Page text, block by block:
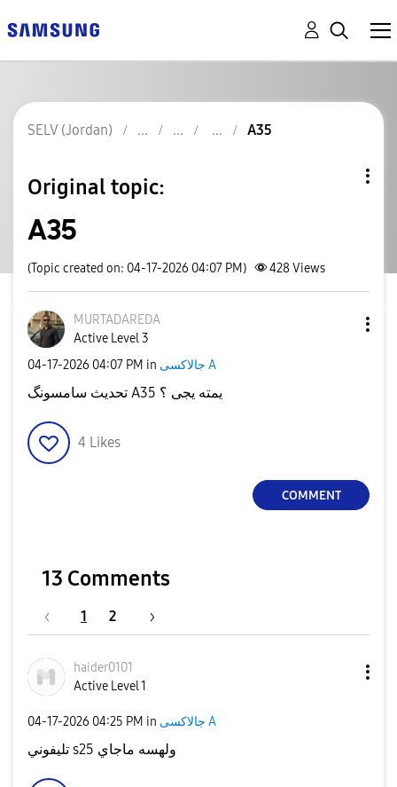
SELV (Jordan) A35
Original topic:
A35
(Topic created on: 04-17-2026 04:07 PM) 428Views
MURTADAREDA
Active Level 3
‎04-17-2026 04:07 PM in جالاكسى A
4 Likes
COMMENT
13 Comments
1 2
haider0101
Active Level 1
‎04-17-2026 04:25 PM in جالاكسى A
تليفوني s25 ولهسه ماجاي